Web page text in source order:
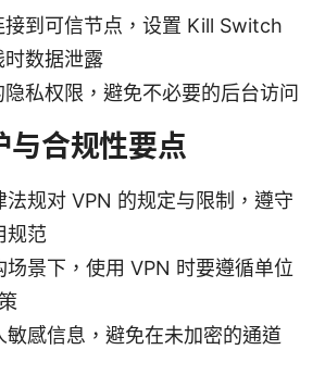
接到可信节点，设置 Kill Switch
数据泄露
私权限，避免不必要的后台访问
与合规性要点
法规对 VPN 的规定与限制，遵守
规范
场景下，使用 VPN 时要遵循单位
敏感信息，避免在未加密的通道